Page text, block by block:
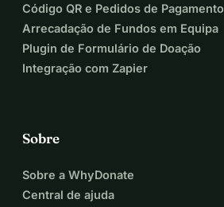
Código QR e Pedidos de Pagamento
Arrecadação de Fundos em Equipa
Plugin de Formulário de Doação
Integração com Zapier
Sobre
Sobre a WhyDonate
Central de ajuda